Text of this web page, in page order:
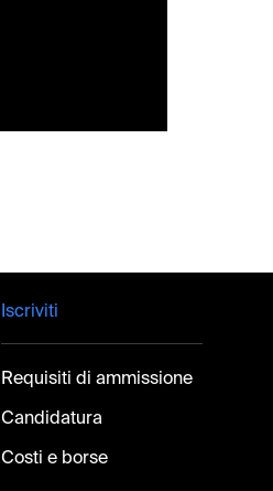
Iscriviti
Requisiti di ammissione
Candidatura
Costi e borse